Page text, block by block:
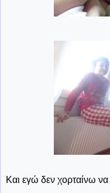
Και εγώ δεν χορταίνω